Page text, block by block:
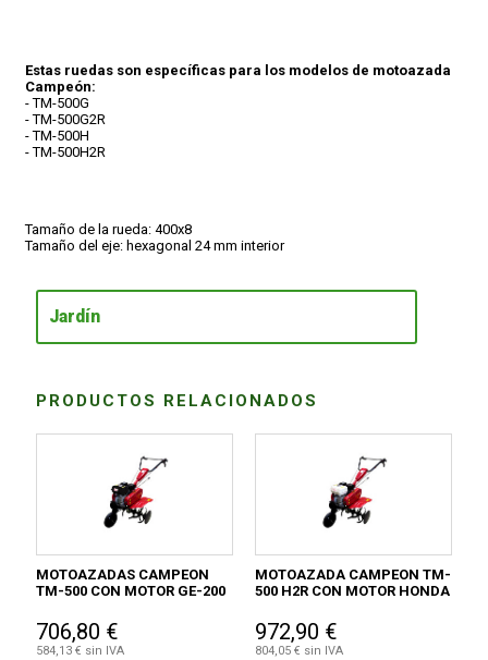
Estas ruedas son específicas para los modelos de motoazada
Campeón:
- TM-500G
- TM-500G2R
- TM-500H
- TM-500H2R
Tamaño de la rueda: 400x8
Tamaño del eje: hexagonal 24 mm interior
Jardín
PRODUCTOS RELACIONADOS
MOTOAZADAS CAMPEON
TM-500 CON MOTOR GE-200
706,80 €
584,13 € sin IVA
MOTOAZADA CAMPEON TM-
500 H2R CON MOTOR HONDA
972,90 €
804,05 € sin IVA